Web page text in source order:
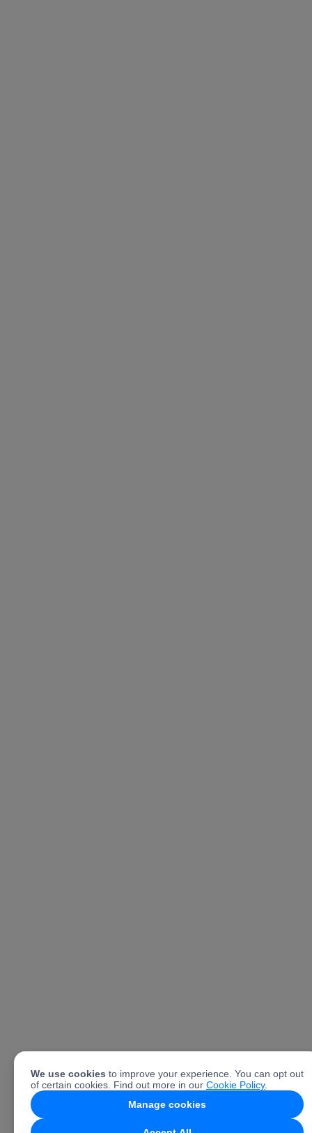
We use cookies to improve your experience. You can opt out
of certain cookies. Find out more in our Cookie Policy.
Manage cookies